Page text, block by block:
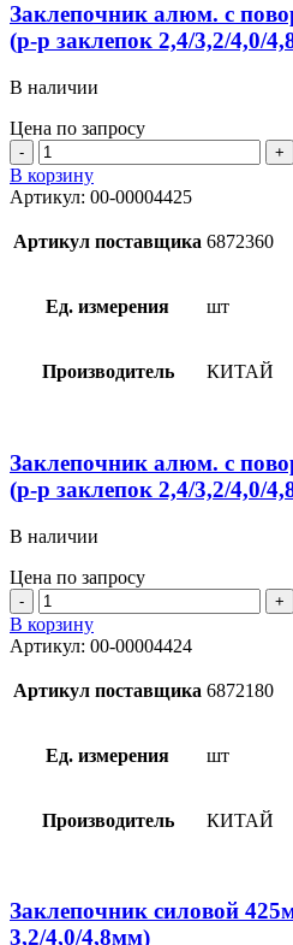
Заклепочник алюм. с
(р-р заклепок 2,4/3,2/4,0/
В наличии
Цена по запросу
Количество
товара
Заклепочник
алюм.
с
поворотной
360°
заклепок
2,4/3,2/4,0/4,8мм)
В корзину
Артикул: 00-00004425
Артикул поставщика 6872360
Ед. измерения шт
Производитель КИТАЙ
Заклепочник алюм. с
(р-р заклепок 2,4/3,2/4,0/
В наличии
Цена по запросу
Количество
товара
Заклепочник
алюм.
с
поворотной
90°
заклепок
2,4/3,2/4,0/4,8мм)
В корзину
Артикул: 00-00004424
Артикул поставщика 6872180
Ед. измерения шт
Производитель КИТАЙ
Заклепочник силовой
3,2/4,0/4,8мм)